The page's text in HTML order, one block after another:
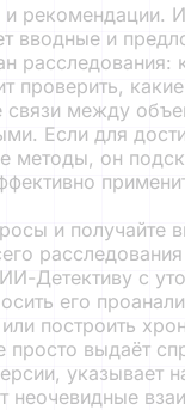
и рекомендации.
вводные и
расследования:
проверить,
связи между
Если для
методы, он
и получайте
Детективу с
его
построить
просто выдаёт
указывает
неочевидные